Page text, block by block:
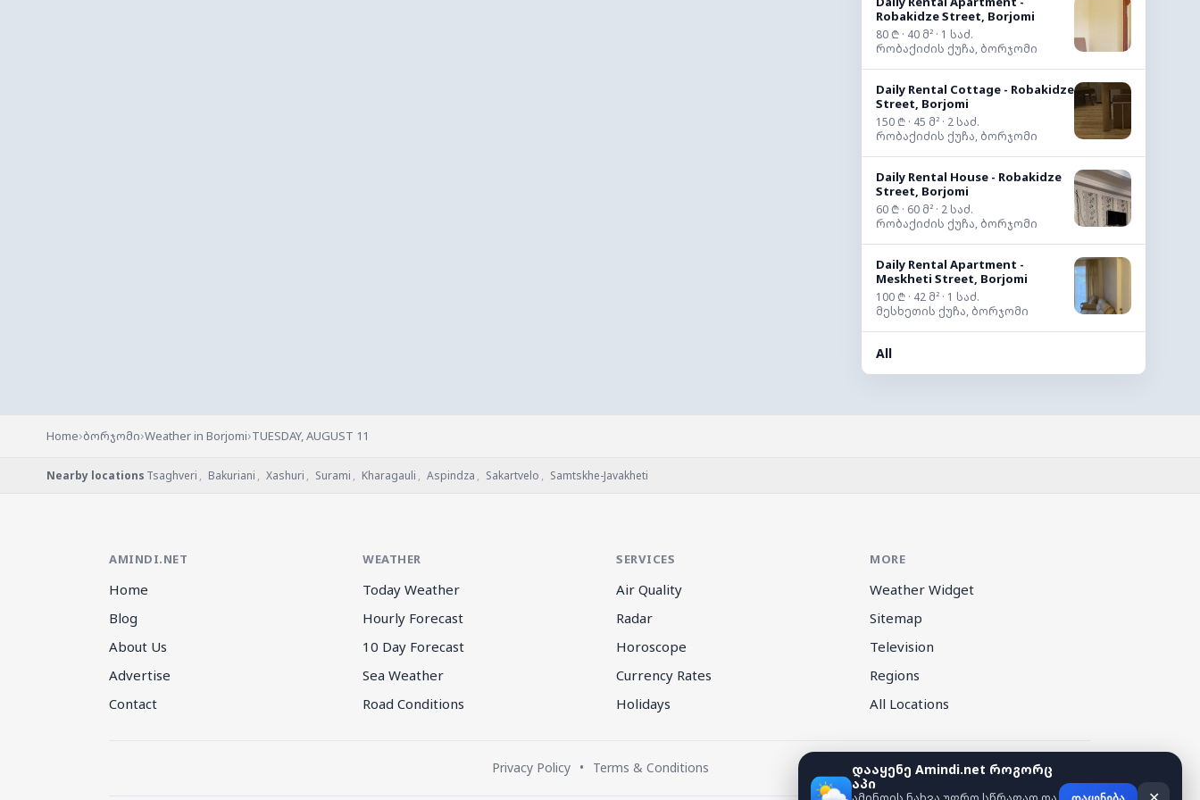
Robakidze Street, Borjomi
80 ₾ · 40 მ² · 1 საძ.
რობაქიძის ქუჩა, ბორჯომი
Daily Rental Cottage - Robakidze
Street, Borjomi
150 ₾ · 45 მ² · 2 საძ.
რობაქიძის ქუჩა, ბორჯომი
Daily Rental House - Robakidze
Street, Borjomi
60 ₾ · 60 მ² · 2 საძ.
რობაქიძის ქუჩა, ბორჯომი
Daily Rental Apartment -
Meskheti Street, Borjomi
100 ₾ · 42 მ² · 1 საძ.
მესხეთის ქუჩა, ბორჯომი
All
Home›ბორჯომი›Weather in Borjomi›TUESDAY, AUGUST 11
Nearby locations Tsaghveri , Bakuriani , Xashuri , Surami , Kharagauli , Aspindza , Sakartvelo , Samtskhe-Javakheti
AMINDI.NET
Home
Blog
About Us
Advertise
Contact
WEATHER
Today Weather
Hourly Forecast
10 Day Forecast
Sea Weather
Road Conditions
SERVICES
Air Quality
Radar
Horoscope
Currency Rates
Holidays
MORE
Weather Widget
Sitemap
Television
Regions
All Locations
Privacy Policy • Terms & Conditions
დააყენე Amindi.net როგორც
აპი